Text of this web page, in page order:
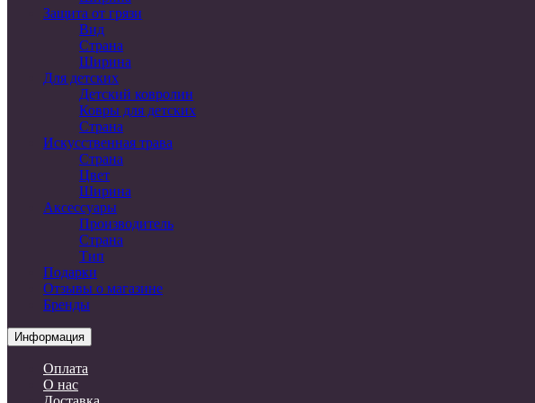
Защита от грязи
Вид
Страна
Ширина
Для детских
Детский ковролин
Ковры для детских
Страна
Искусственная трава
Страна
Цвет
Ширина
Аксессуары
Производитель
Страна
Тип
Подарки
Отзывы о магазине
Бренды
Информация
Оплата
О нас